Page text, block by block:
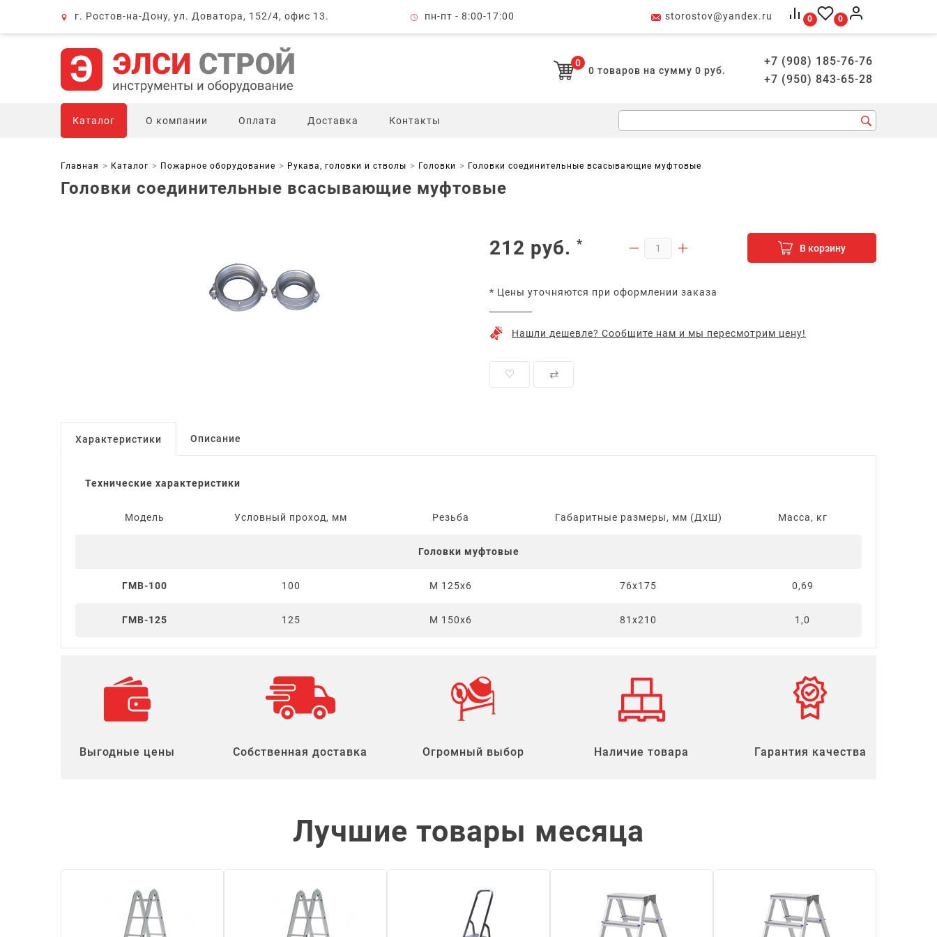
г. Ростов-на-Дону, ул. Доватора, 152/4, офис 13. пн-пт - 8:00-17:00 storostov@yandex.ru 0 0
0
0 товаров на сумму 0 руб.
+7 (908) 185-76-76
+7 (950) 843-65-28
Каталог О компании Оплата Доставка Контакты
Главная Каталог Пожарное оборудование Рукава, головки и стволы Головки Головки соединительные всасывающие муфтовые
Головки соединительные всасывающие муфтовые
212 руб. * В корзину
* Цены уточняются при оформлении заказа
Нашли дешевле? Сообщите нам и мы пересмотрим цену!
♡ ⇄
Характеристики Описание
Технические характеристики
Модель Условный проход, мм Резьба Габаритные размеры, мм (ДхШ) Масса, кг
Головки муфтовые
ГМВ-100 100 М 125х6 76х175 0,69
ГМВ-125 125 М 150х6 81х210 1,0
Выгодные цены Собственная доставка Огромный выбор Наличие товара Гарантия качества
Лучшие товары месяца